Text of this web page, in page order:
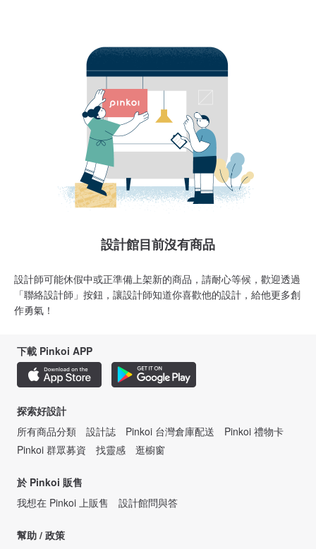
設計館目前沒有商品
設計師可能休假中或正準備上架新的商品，請耐心等候，歡迎透過
「聯絡設計師」按鈕，讓設計師知道你喜歡他的設計，給他更多創
作勇氣！
下載 Pinkoi APP
探索好設計
所有商品分類
設計誌 Pinkoi 台灣倉庫配送
Pinkoi 禮物卡
Pinkoi 群眾募資
找靈感 逛櫥窗
於 Pinkoi 販售
我想在 Pinkoi 上販售
設計館問與答
幫助 / 政策